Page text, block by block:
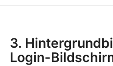
3.
Login-